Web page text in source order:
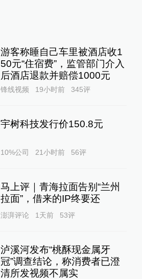
游客称睡自己车里被酒店收1
50元“住宿费”，监管部门介入
后酒店退款并赔偿1000元
锋线视频 19小时前 345评
宇树科技发行价150.8元
10%公司 21小时前 56评
马上评｜青海拉面告别“兰州
拉面”，借来的IP终要还
澎湃评论 1天前 53评
泸溪河发布“桃酥现金属牙
冠”调查结论，称消费者已澄
清所发视频不属实